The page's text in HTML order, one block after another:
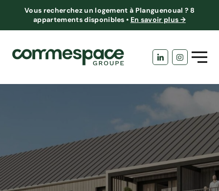
Vous recherchez un logement à Planguenoual ? 8
appartements disponibles • En savoir plus →